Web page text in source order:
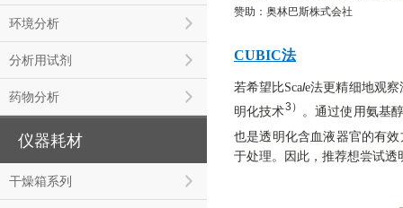
环境分析
分析用试剂
药物分析
仪器耗材
干燥箱系列
赞助：奥林巴斯株式会社
CUBIC法
若希望比Scale法更精细地观
明化技术3） 。通过使用氨基
也是透明化含血液器官的有效
于处理。因此，推荐想尝试透